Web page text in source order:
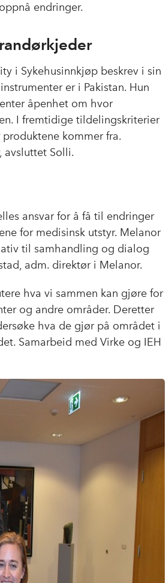
endringer.
i Sykehusinnkjøp beskrev i sin
er i Pakistan. Hun
åpenhet om hvor
I fremtidige tildelingskriterier
kommer fra.
avsluttet Solli.
ansvar for å få til endringer
for medisinsk utstyr. Melanor
til samhandling og dialog
adm. direktør i Melanor.
hva vi sammen kan gjøre for
og andre områder. Deretter
hva de gjør på området i
Samarbeid med Virke og IEH